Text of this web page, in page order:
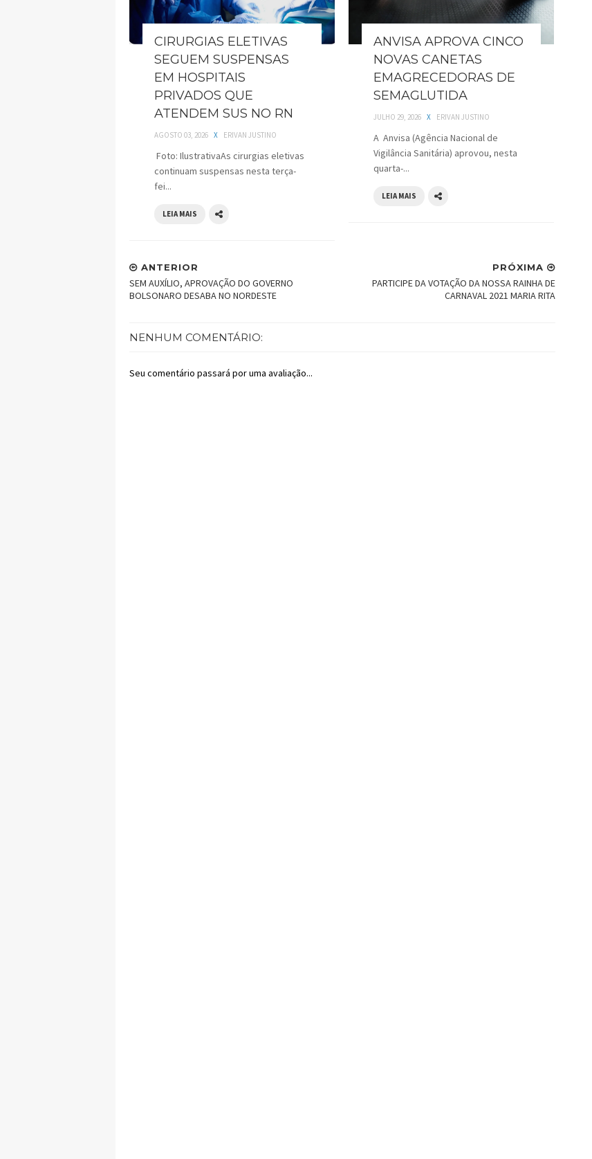
CIRURGIAS ELETIVAS
SEGUEM SUSPENSAS
EM HOSPITAIS
PRIVADOS QUE
ATENDEM SUS NO RN
AGOSTO 03, 2026 X ERIVAN JUSTINO
Foto: IlustrativaAs cirurgias eletivas
continuam suspensas nesta terça-
fei...
LEIA MAIS
ANVISA APROVA CINCO
NOVAS CANETAS
EMAGRECEDORAS DE
SEMAGLUTIDA
JULHO 29, 2026 X ERIVAN JUSTINO
A Anvisa (Agência Nacional de
Vigilância Sanitária) aprovou, nesta
quarta-...
LEIA MAIS
PRÓXIMA
PARTICIPE DA VOTAÇÃO DA NOSSA RAINHA DE
CARNAVAL 2021 MARIA RITA
ANTERIOR
SEM AUXÍLIO, APROVAÇÃO DO GOVERNO
BOLSONARO DESABA NO NORDESTE
NENHUM COMENTÁRIO:
Seu comentário passará por uma avaliação...